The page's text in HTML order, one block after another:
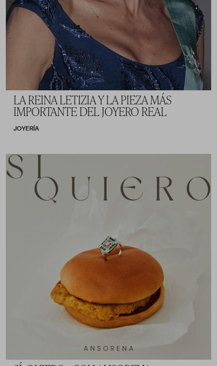
LA REINA LETIZIA Y LA PIEZA MÁS
IMPORTANTE DEL JOYERO REAL
JOYERÍA